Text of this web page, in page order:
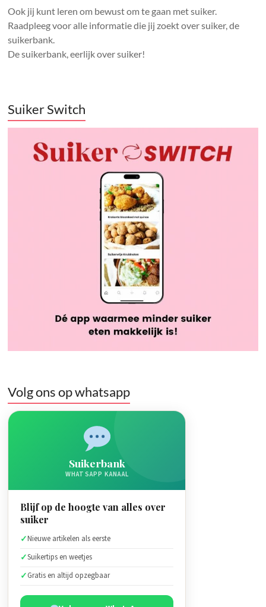
Ook jij kunt leren om bewust om te gaan met suiker.
Raadpleeg voor alle informatie die jij zoekt over suiker, de
suikerbank.
De suikerbank, eerlijk over suiker!
Suiker Switch
Volg ons op whatsapp
Suikerbank
WHATSAPP KANAAL
Blijf op de hoogte van alles over
suiker
Nieuwe artikelen als eerste
Suikertips en weetjes
Gratis en altijd opzegbaar